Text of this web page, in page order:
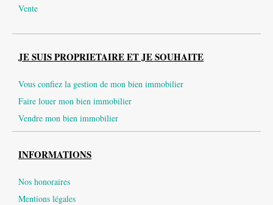
Vente
JE SUIS PROPRIETAIRE ET JE SOUHAITE
Vous confiez la gestion de mon bien immobilier
Faire louer mon bien immobilier
Vendre mon bien immobilier
INFORMATIONS
Nos honoraires
Mentions légales